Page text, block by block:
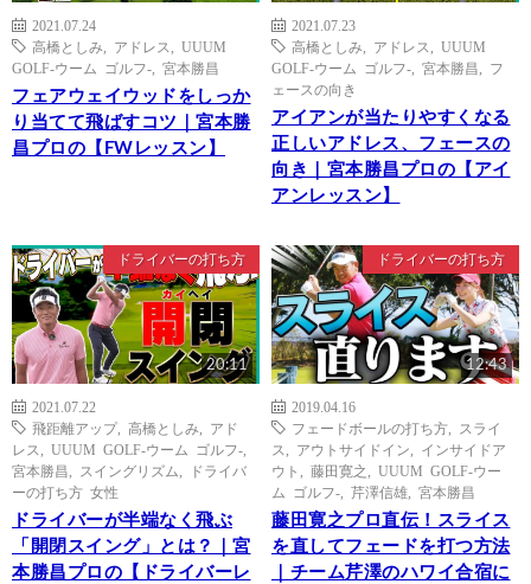
2021.07.24
高橋としみ
アドレス
UUUM
GOLF-ウーム ゴルフ-
宮本勝昌
フェアウェイウッドをしっか
り当てて飛ばすコツ｜宮本勝
昌プロの【FWレッスン】
2021.07.23
高橋としみ
アドレス
UUUM
GOLF-ウーム ゴルフ-
宮本勝昌
フ
ェースの向き
アイアンが当たりやすくなる
正しいアドレス、フェースの
向き｜宮本勝昌プロの【アイ
アンレッスン】
ドライバーの打ち方
20:11
2021.07.22
飛距離アップ, 高橋としみ
アド
レス
UUUM GOLF-ウーム ゴルフ-
宮本勝昌
スイングリズム
ドライバ
ーの打ち方 女性
ドライバーが半端なく飛ぶ
「開閉スイング」とは？｜宮
本勝昌プロの【ドライバーレ
ドライバーの打ち方
12:43
2019.04.16
フェードボールの打ち方
スライ
ス
アウトサイドイン
インサイドア
ウト
藤田寛之
UUUM GOLF-ウー
ム ゴルフ-
芹澤信雄 宮本勝昌
藤田寛之プロ直伝！スライス
を直してフェードを打つ方法
｜チーム芹澤のハワイ合宿に